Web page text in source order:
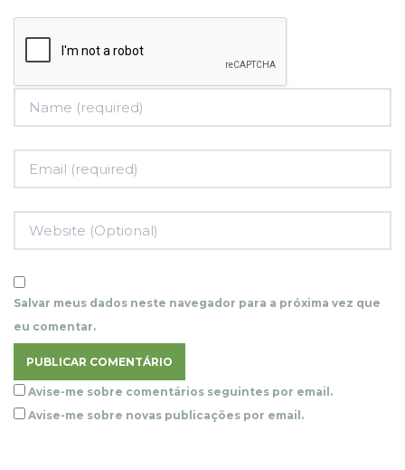
Salvar meus dados neste navegador para a próxima vez que
eu comentar.
Avise-me sobre comentários seguintes por email.
Avise-me sobre novas publicações por email.